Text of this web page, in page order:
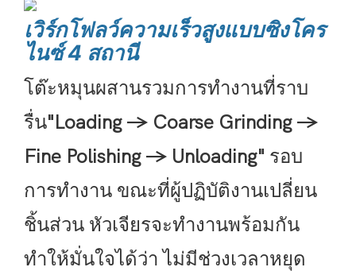
เวิร์กโฟลว์ความเร็วสูงแบบซิงโคร
ไนซ์ 4 สถานี
โต๊ะหมุนผสานรวมการทำงานที่ราบ
รื่น"Loading → Coarse Grinding →
Fine Polishing → Unloading" รอบ
การทำงาน ขณะที่ผู้ปฏิบัติงานเปลี่ยน
ชิ้นส่วน หัวเจียรจะทำงานพร้อมกัน
ทำให้มั่นใจได้ว่าไม่มีช่วงเวลาหยุด